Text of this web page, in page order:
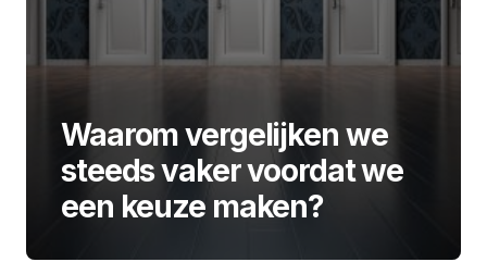
Waarom vergelijken we
steeds vaker voordat we
een keuze maken?